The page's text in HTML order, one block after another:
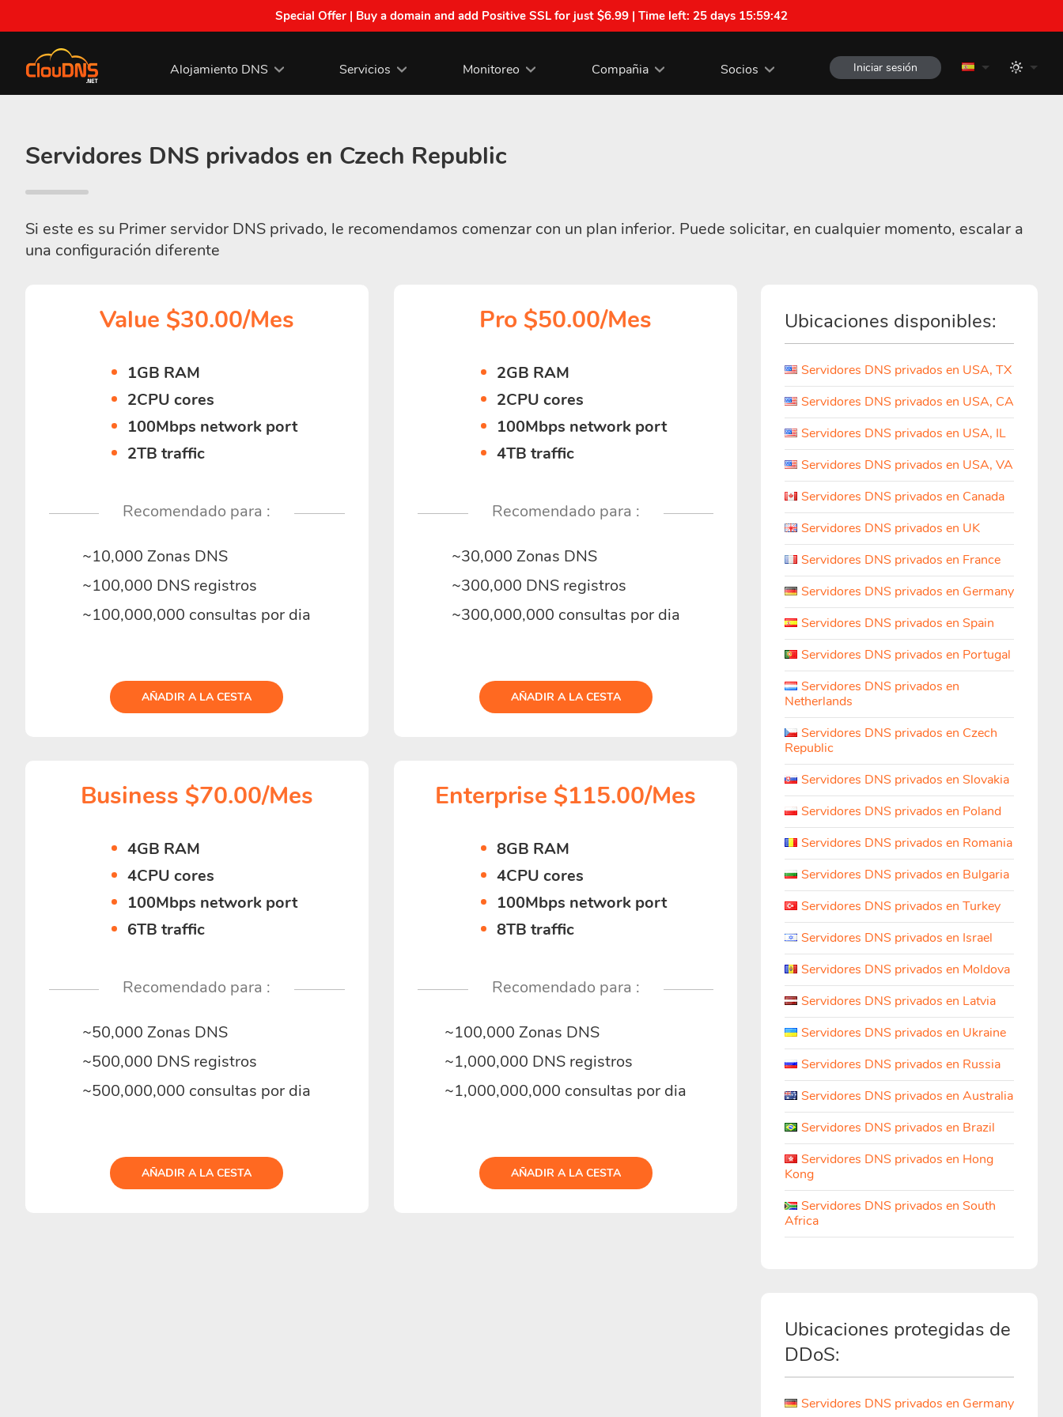
Special Offer | Buy a domain and add Positive SSL for just $6.99 | Time left: 25 days 15:59:42
Alojamiento DNS Servicios Monitoreo Compañia Socios Iniciar sesión
Servidores DNS privados en Czech Republic
Si este es su Primer servidor DNS privado, le recomendamos comenzar con un plan inferior. Puede solicitar, en cualquier momento, escalar a
una configuración diferente
Value $30.00/Mes
1GB RAM
2CPU cores
100Mbps network port
2TB traffic
Recomendado para :
~10,000 Zonas DNS
~100,000 DNS registros
~100,000,000 consultas por dia
AÑADIR A LA CESTA
Pro $50.00/Mes
2GB RAM
2CPU cores
100Mbps network port
4TB traffic
Recomendado para :
~30,000 Zonas DNS
~300,000 DNS registros
~300,000,000 consultas por dia
AÑADIR A LA CESTA
Business $70.00/Mes
4GB RAM
4CPU cores
100Mbps network port
6TB traffic
Recomendado para :
~50,000 Zonas DNS
~500,000 DNS registros
~500,000,000 consultas por dia
AÑADIR A LA CESTA
Enterprise $115.00/Mes
8GB RAM
4CPU cores
100Mbps network port
8TB traffic
Recomendado para :
~100,000 Zonas DNS
~1,000,000 DNS registros
~1,000,000,000 consultas por dia
AÑADIR A LA CESTA
Ubicaciones disponibles:
Servidores DNS privados en USA, TX
Servidores DNS privados en USA, CA
Servidores DNS privados en USA, IL
Servidores DNS privados en USA, VA
Servidores DNS privados en Canada
Servidores DNS privados en UK
Servidores DNS privados en France
Servidores DNS privados en Germany
Servidores DNS privados en Spain
Servidores DNS privados en Portugal
Servidores DNS privados en
Netherlands
Servidores DNS privados en Czech
Republic
Servidores DNS privados en Slovakia
Servidores DNS privados en Poland
Servidores DNS privados en Romania
Servidores DNS privados en Bulgaria
Servidores DNS privados en Turkey
Servidores DNS privados en Israel
Servidores DNS privados en Moldova
Servidores DNS privados en Latvia
Servidores DNS privados en Ukraine
Servidores DNS privados en Russia
Servidores DNS privados en Australia
Servidores DNS privados en Brazil
Servidores DNS privados en Hong
Kong
Servidores DNS privados en South
Africa
Ubicaciones protegidas de
DDoS:
Servidores DNS privados en Germany